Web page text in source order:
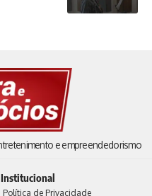
e empreendedorismo
Institucional
Política de Privacidade